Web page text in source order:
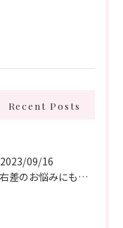
Recent Posts
2023/09/16
左右差のお悩みにもお応えします